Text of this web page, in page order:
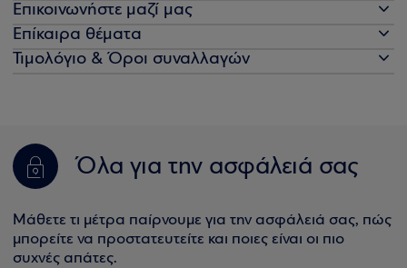
Επικοινωνήστε μαζί μας
Επίκαιρα θέματα
Τιμολόγιο & Όροι συναλλαγών
Όλα για την ασφάλειά σας
Μάθετε τι μέτρα παίρνουμε για την ασφάλειά σας, πώς
μπορείτε να προστατευτείτε και ποιες είναι οι πιο
συχνές απάτες.